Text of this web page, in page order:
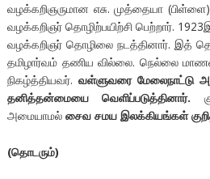
வழக்கறிஞருமான எசு. முத்தையா
வழக்கறிஞர் தொழிற்பயிற்சி பெற்றார்.
வழக்கறிஞர் தொழிலை நடத்தினார். இத்
தமிழார்வம் தணிய வில்லை. நெல்லை
நிகழ்த்தியவர். வள்ளுவரை மேலைநாட்டு
தனித்தன்மையை வெளிப்படுத்தினார்.
அமையாமல் சைவ சமய இலக்கியங்கள்
(தொடரும்)